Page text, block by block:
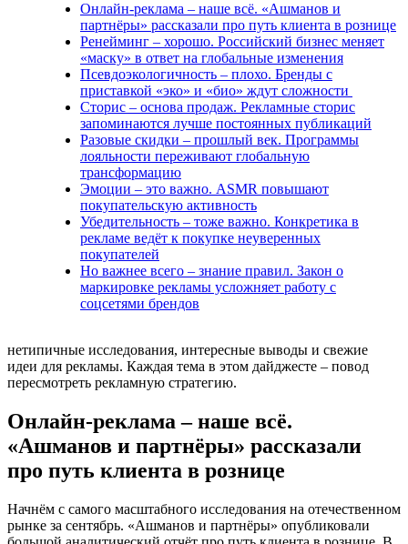
Онлайн-реклама – наше всё. «Ашманов и
партнёры» рассказали про путь клиента в рознице
Ренейминг – хорошо. Российский бизнес меняет
«маску» в ответ на глобальные изменения
Псевдоэкологичность – плохо. Бренды с
приставкой «эко» и «био» ждут сложности
Сторис – основа продаж. Рекламные сторис
запоминаются лучше постоянных публикаций
Разовые скидки – прошлый век. Программы
лояльности переживают глобальную
трансформацию
Эмоции – это важно. ASMR повышают
покупательскую активность
Убедительность – тоже важно. Конкретика в
рекламе ведёт к покупке неуверенных
покупателей
Но важнее всего – знание правил. Закон о
маркировке рекламы усложняет работу с
соцсетями брендов
нетипичные исследования, интересные выводы и свежие
идеи для рекламы. Каждая тема в этом дайджесте – повод
пересмотреть рекламную стратегию.
Онлайн-реклама – наше всё.
«Ашманов и партнёры» рассказали
про путь клиента в рознице
Начнём с самого масштабного исследования на отечественном
рынке за сентябрь. «Ашманов и партнёры» опубликовали